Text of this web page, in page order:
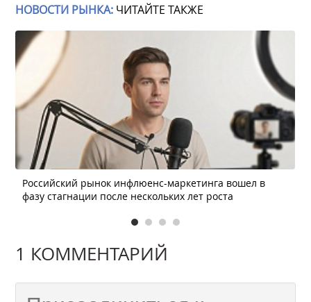
НОВОСТИ РЫНКА: ЧИТАЙТЕ ТАКЖЕ
Российский рынок инфлюенс-маркетинга вошел в
фазу стагнации после нескольких лет роста
1 КОММЕНТАРИЙ